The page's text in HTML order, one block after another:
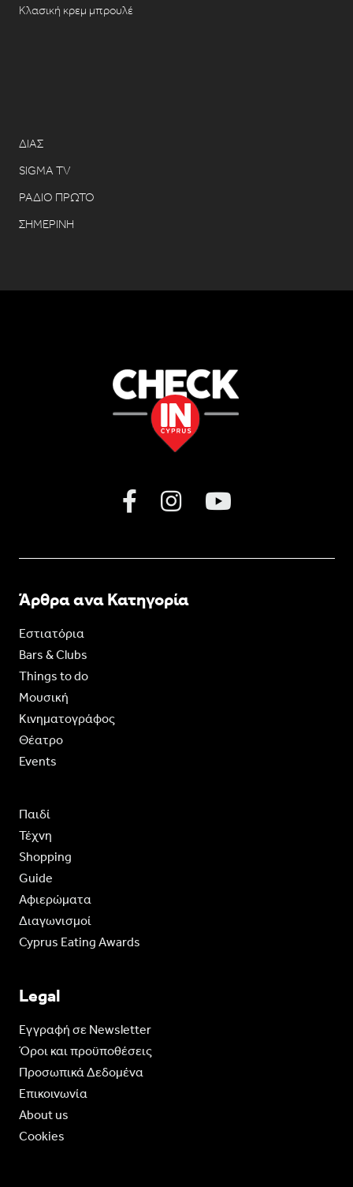
Κλασική κρεμ μπρουλέ
ΔΙΑΣ
SIGMA TV
ΡΑΔΙΟ ΠΡΩΤΟ
ΣΗΜΕΡΙΝΗ
Άρθρα ανα Κατηγορία
Εστιατόρια
Bars & Clubs
Things to do
Moυσική
Κινηματογράφος
Θέατρο
Events
Παιδί
Τέχνη
Shopping
Guide
Aφιερώματα
Διαγωνισμοί
Cyprus Eating Awards
Legal
Eγγραφή σε Newsletter
Όροι και προϋποθέσεις
Προσωπικά Δεδομένα
Επικοινωνία
About us
Cookies